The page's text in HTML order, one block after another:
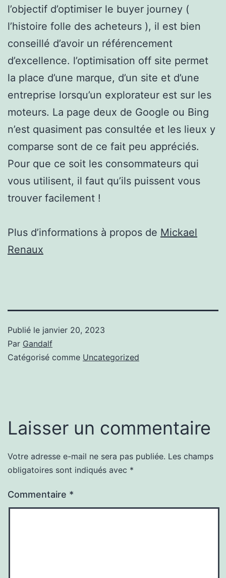
l’objectif d’optimiser le buyer journey (
l’histoire folle des acheteurs ), il est bien
conseillé d’avoir un référencement
d’excellence. l’optimisation off site permet
la place d’une marque, d’un site et d’une
entreprise lorsqu’un explorateur est sur les
moteurs. La page deux de Google ou Bing
n’est quasiment pas consultée et les lieux y
comparse sont de ce fait peu appréciés.
Pour que ce soit les consommateurs qui
vous utilisent, il faut qu’ils puissent vous
trouver facilement !
Plus d’informations à propos de Mickael
Renaux
Publié le janvier 20, 2023
Par Gandalf
Catégorisé comme Uncategorized
Laisser un commentaire
Votre adresse e-mail ne sera pas publiée. Les champs
obligatoires sont indiqués avec *
Commentaire *